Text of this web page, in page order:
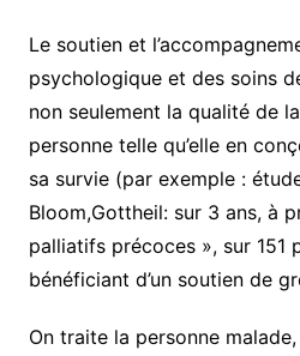
Le soutien et
psychologique et des soins
non seulement la qualité de
personne telle qu’elle en
sa survie (par exemple :
Bloom,Gottheil: sur 3 ans, à
palliatifs précoces », sur 151
bénéficiant d’un soutien de
On traite la personne